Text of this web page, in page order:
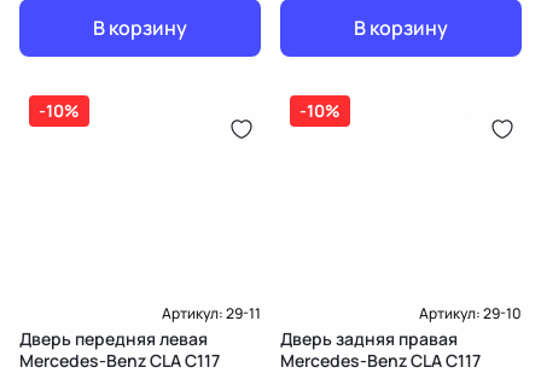
В корзину
В корзину
-10%
Артикул:29-11
Дверь передняя левая
Mercedes-Benz CLA C117
-10%
Артикул:29-10
Дверь задняя правая
Mercedes-Benz CLA C117